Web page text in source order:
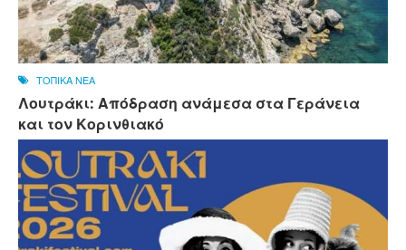
ΤΟΠΙΚΑ ΝΕΑ
Λουτράκι: Απόδραση ανάμεσα στα Γεράνεια
και τον Κορινθιακό